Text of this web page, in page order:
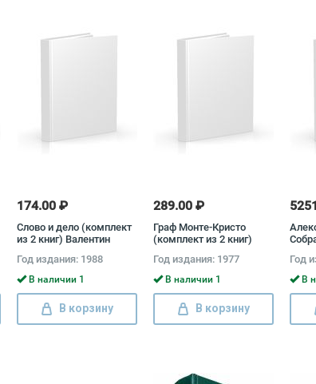
174.00 ₽
Слово и дело (комплект
из 2 книг) Валентин
Год издания: 1988
В наличии 1
В корзину
289.00 ₽
Граф Монте-Кристо
(комплект из 2 книг)
Год издания: 1977
В наличии 1
В корзину
Год
В